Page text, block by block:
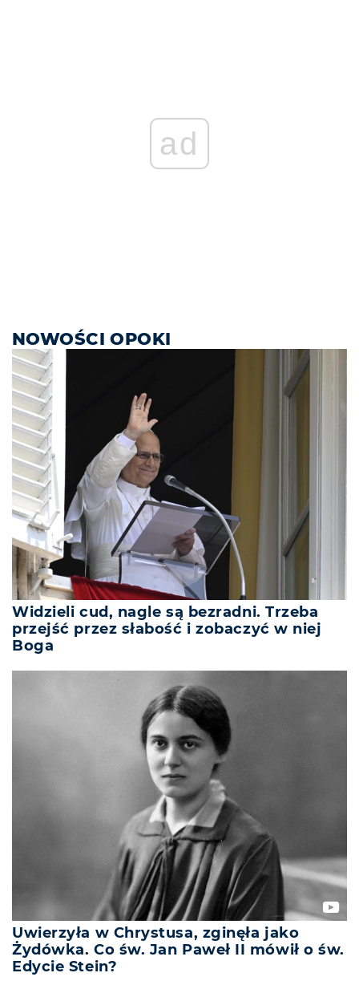
ad
NOWOŚCI OPOKI
Widzieli cud, nagle są bezradni. Trzeba
przejść przez słabość i zobaczyć w niej
Boga
Uwierzyła w Chrystusa, zginęła jako
Żydówka. Co św. Jan Paweł II mówił o św.
Edycie Stein?